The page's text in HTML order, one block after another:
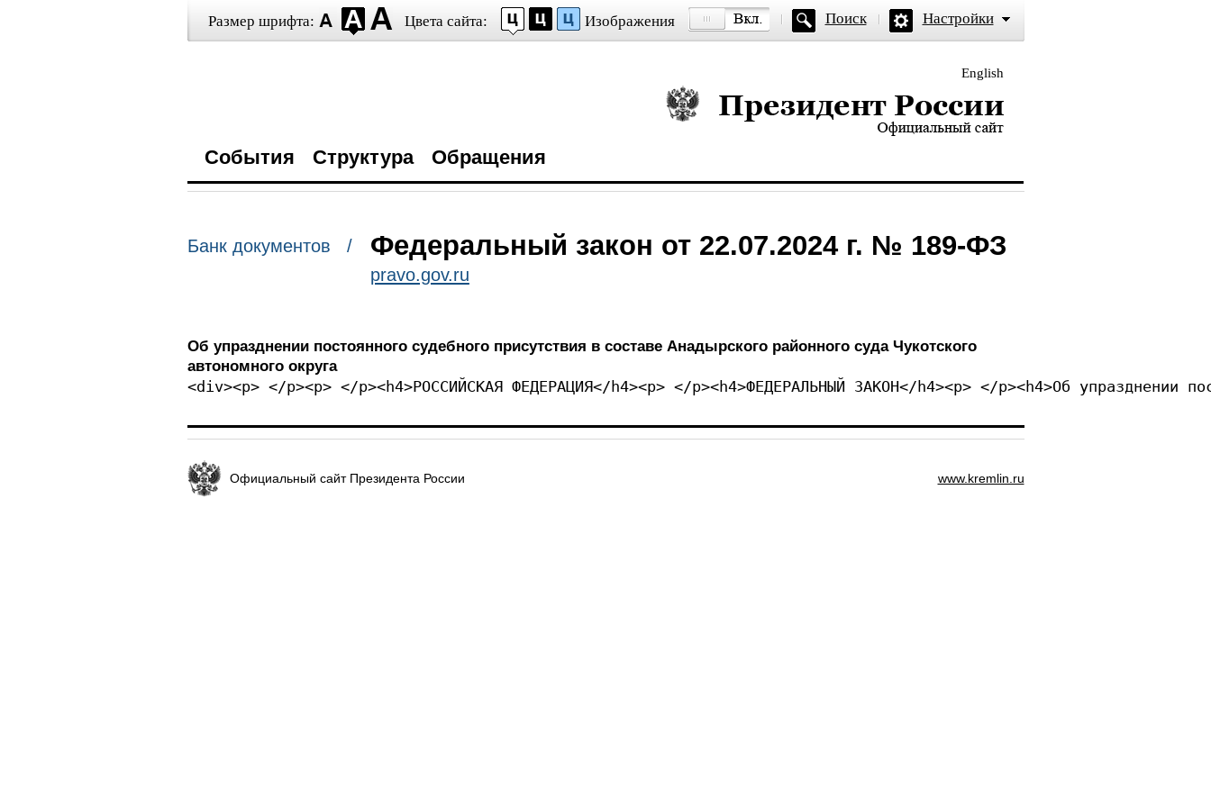
Размер шрифта: Цвета сайта: Изображения Поиск Настройки
English
Президент России — официальный сайт
События Структура Обращения
Банк документов / Федеральный закон от 22.07.2024 г. № 189-ФЗ
pravo.gov.ru
Об упразднении постоянного судебного присутствия в составе Анадырского районного суда Чукотского
автономного округа
<div><p> </p><p> </p><h4>РОССИЙСКАЯ ФЕДЕРАЦИЯ</h4><p> </p><h4>ФЕДЕРАЛЬНЫЙ ЗАКОН</h4><p> </p><h4>Об
Официальный сайт Президента России www.kremlin.ru